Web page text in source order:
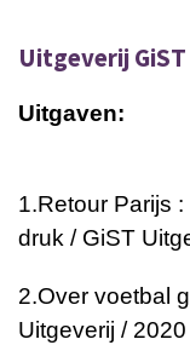
Uitgeverij GiST
Uitgaven:
1.Retour Parijs :
druk / GiST
2.Over voetbal
Uitgeverij /